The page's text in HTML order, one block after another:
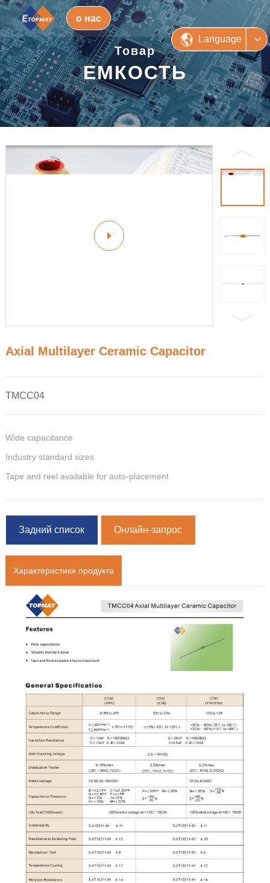
о нас
Language
Товар
ЕМКОСТЬ
Axial Multilayer Ceramic Capacitor
TMCC04
Wide capacitance
Industry standard sizes
Tape and reel available for auto-placement
Задний список Онлайн-запрос
Характеристики продукта